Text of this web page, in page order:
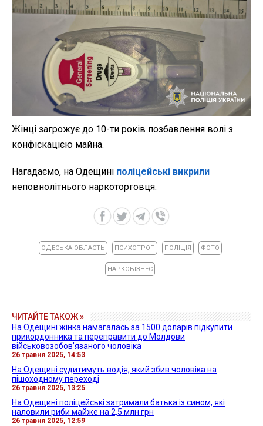
Жінці загрожує до 10-ти років позбавлення волі з
конфіскацією майна.
Нагадаємо, на Одещині поліцейські викрили
неповнолітнього наркоторговця.
ОДЕСЬКА ОБЛАСТЬ ПСИХОТРОП ПОЛІЦІЯ ФОТО
НАРКОБІЗНЕС
ЧИТАЙТЕ ТАКОЖ »
На Одещині жінка намагалась за 1500 доларів підкупити
прикордонника та переправити до Молдови
військовозобов’язаного чоловіка
26 травня 2025, 14:53
На Одещині судитимуть водія, який збив чоловіка на
пішоходному переході
26 травня 2025, 13:25
На Одещині поліцейські затримали батька із сином, які
наловили риби майже на 2,5 млн грн
26 травня 2025, 12:59